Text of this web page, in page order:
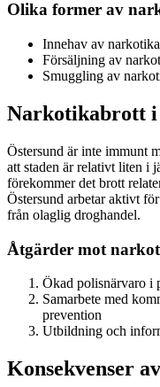
Olika former av
Innehav av
Försäljning av
Smuggling av
Narkotikabrott i
Östersund är inte immunt
att staden är relativt liten i
förekommer det brott
Östersund arbetar aktivt
från olaglig droghandel.
Åtgärder mot
Ökad polisnärvaro i
Samarbete med
prevention
Utbildning och
Konsekvenser